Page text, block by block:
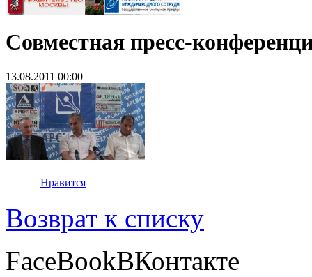
Совместная пресс-
13.08.2011 00:00
Нравится
Возврат к списку
FaceBookВКонтакте